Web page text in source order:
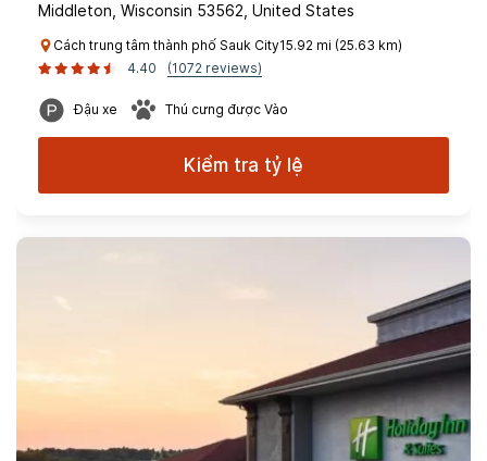
Middleton, Wisconsin 53562, United States
Cách trung tâm thành phố Sauk City15.92 mi (25.63 km)
4.40
(1072 reviews)
Đậu xe Thú cưng được Vào
Kiểm tra tỷ lệ